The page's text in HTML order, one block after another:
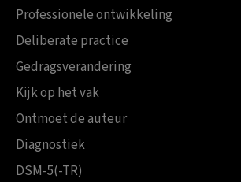
Professionele ontwikkeling
Deliberate practice
Gedragsverandering
Kijk op het vak
Ontmoet de auteur
Diagnostiek
DSM-5(-TR)